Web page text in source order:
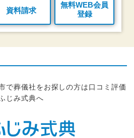
資料請求
無料WEB会員
登録
で葬儀社をお探しの方は口コミ評価
じみ式典へ